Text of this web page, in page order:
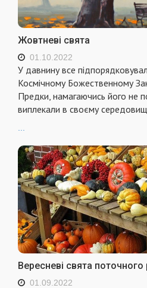
Жовтневі свята
01.10.2022
У давнину все
Космічному Божественному
Предки, намагаючись його не
виплекали в своєму
...
Вересневі свята поточного
01.09.2022